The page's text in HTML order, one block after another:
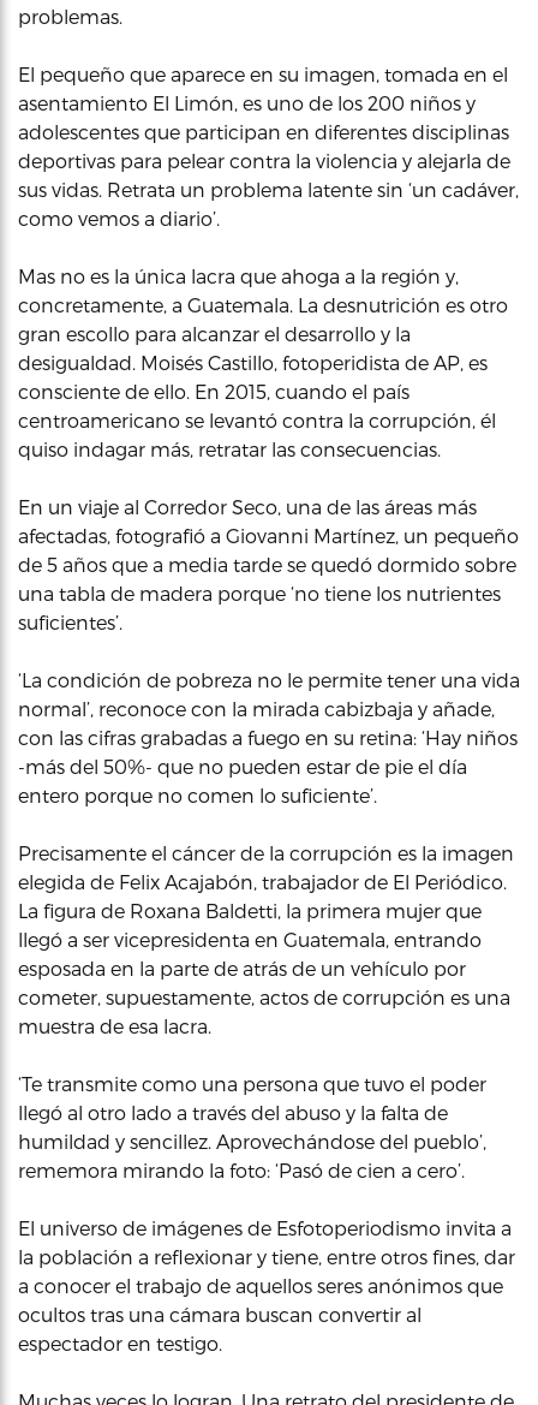
problemas.
El pequeño que aparece en su imagen, tomada en el
asentamiento El Limón, es uno de los 200 niños y
adolescentes que participan en diferentes disciplinas
deportivas para pelear contra la violencia y alejarla de
sus vidas. Retrata un problema latente sin ‘un cadáver,
como vemos a diario’.
Mas no es la única lacra que ahoga a la región y,
concretamente, a Guatemala. La desnutrición es otro
gran escollo para alcanzar el desarrollo y la
desigualdad. Moisés Castillo, fotoperidista de AP, es
consciente de ello. En 2015, cuando el país
centroamericano se levantó contra la corrupción, él
quiso indagar más, retratar las consecuencias.
En un viaje al Corredor Seco, una de las áreas más
afectadas, fotografió a Giovanni Martínez, un pequeño
de 5 años que a media tarde se quedó dormido sobre
una tabla de madera porque ‘no tiene los nutrientes
suficientes’.
‘La condición de pobreza no le permite tener una vida
normal’, reconoce con la mirada cabizbaja y añade,
con las cifras grabadas a fuego en su retina: ‘Hay niños
-más del 50%- que no pueden estar de pie el día
entero porque no comen lo suficiente’.
Precisamente el cáncer de la corrupción es la imagen
elegida de Felix Acajabón, trabajador de El Periódico.
La figura de Roxana Baldetti, la primera mujer que
llegó a ser vicepresidenta en Guatemala, entrando
esposada en la parte de atrás de un vehículo por
cometer, supuestamente, actos de corrupción es una
muestra de esa lacra.
‘Te transmite como una persona que tuvo el poder
llegó al otro lado a través del abuso y la falta de
humildad y sencillez. Aprovechándose del pueblo’,
rememora mirando la foto: ‘Pasó de cien a cero’.
El universo de imágenes de Esfotoperiodismo invita a
la población a reflexionar y tiene, entre otros fines, dar
a conocer el trabajo de aquellos seres anónimos que
ocultos tras una cámara buscan convertir al
espectador en testigo.